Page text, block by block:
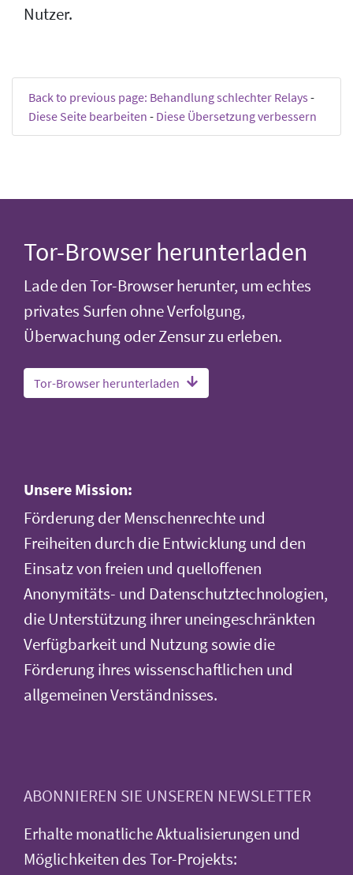
Nutzer.
Back to previous page: Behandlung schlechter Relays -
Diese Seite bearbeiten - Diese Übersetzung verbessern
Tor-Browser herunterladen
Lade den Tor-Browser herunter, um echtes
privates Surfen ohne Verfolgung,
Überwachung oder Zensur zu erleben.
Tor-Browser herunterladen
Unsere Mission:
Förderung der Menschenrechte und
Freiheiten durch die Entwicklung und den
Einsatz von freien und quelloffenen
Anonymitäts- und Datenschutztechnologien,
die Unterstützung ihrer uneingeschränkten
Verfügbarkeit und Nutzung sowie die
Förderung ihres wissenschaftlichen und
allgemeinen Verständnisses.
ABONNIEREN SIE UNSEREN NEWSLETTER
Erhalte monatliche Aktualisierungen und
Möglichkeiten des Tor-Projekts: